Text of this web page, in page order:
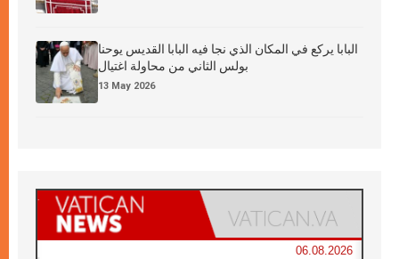
البابا يركع في المكان الذي نجا فيه البابا القديس يوحنا
بولس الثاني من محاولة اغتيال
13 May 2026
06.08.2026